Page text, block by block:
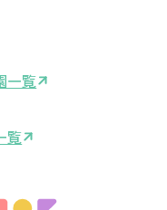
一覧
覧